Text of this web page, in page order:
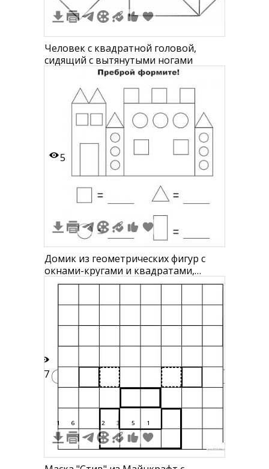
Человек с квадратной головой,
сидящий с вытянутыми ногами
5
Домик из геометрических фигур с
окнами-кругами и квадратами,
дверями-прямоугольниками,
круглыми башнями
17
1 6 2 3 5 1